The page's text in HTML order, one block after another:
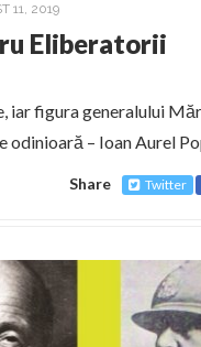
11, 2019
Eliberatorii
iar figura generalului
odinioară – Ioan Aurel
Share Twitter